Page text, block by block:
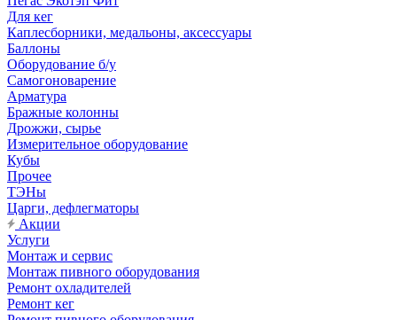
Для кег
Каплесборники, медальоны, аксессуары
Баллоны
Оборудование б/у
Самогоноварение
Арматура
Бражные колонны
Дрожжи, сырье
Измерительное оборудование
Кубы
Прочее
ТЭНы
Царги, дефлегматоры
Акции
Услуги
Монтаж и сервис
Монтаж пивного оборудования
Ремонт охладителей
Ремонт кег